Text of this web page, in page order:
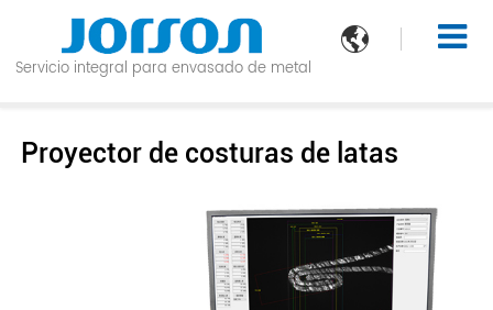

Servicio integral para envasado de metal
Proyector de costuras de latas